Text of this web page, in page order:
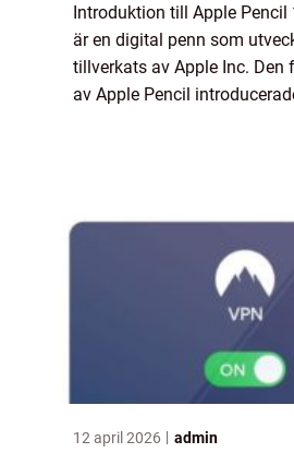
Introduktion till Apple Pencil
är en digital penn som
tillverkats av Apple Inc. Den
av Apple Pencil
12 april 2026 admin